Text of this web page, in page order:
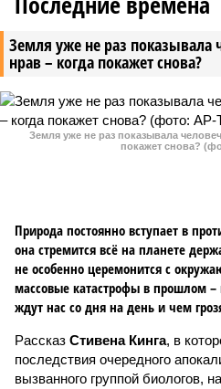
Земля уже не раз показывала
нрав – когда покажет снова?
Земля уже не раз показывала
покажет снова?
Природа постоянно вступает в
она стремится всё на планете
не особенно церемонится с
массовые катастрофы в прошлом
ждут нас со дня на день и чем
Рассказ Стивена Кинга, в
последствия очередного
вызванного группой биологов,